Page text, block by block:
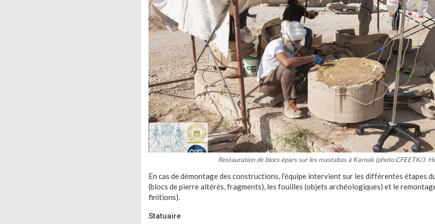
Restauration de blocs épars sur les mastabas à Karnak (photo CFEETK/J.
En cas de démontage des constructions, l’équipe intervient sur les différentes étapes
(blocs de pierre altérés, fragments), les fouilles (objets archéologiques) et le
finitions).
Statuaire